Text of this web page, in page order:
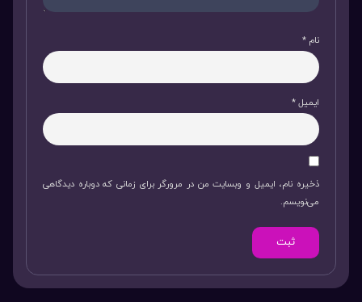
نام *
ایمیل*
ذخیره نام، ایمیل و وبسایت من در مرورگر برای زمانی که دوباره دیدگاهی
می‌نویسم.